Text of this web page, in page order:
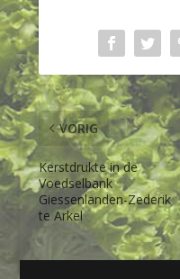
VORIG
Kerstdrukte in de
Voedselbank
Giessenlanden-Zederik
te Arkel